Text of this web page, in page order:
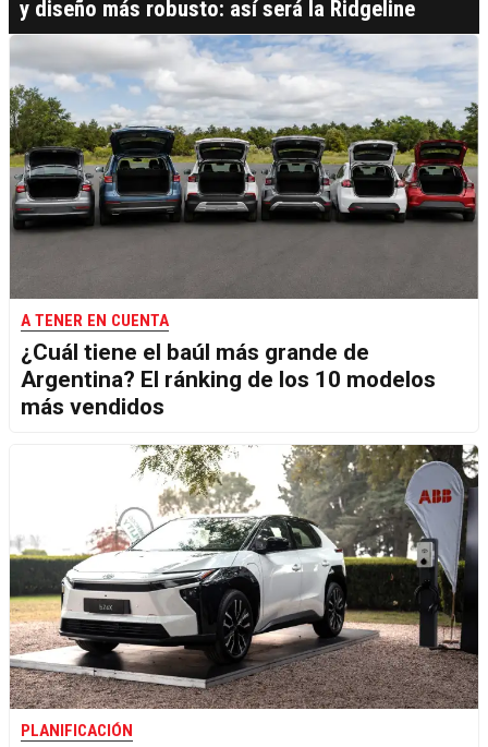
y diseño más robusto: así será la Ridgeline
A TENER EN CUENTA
¿Cuál tiene el baúl más grande de
Argentina? El ránking de los 10 modelos
más vendidos
PLANIFICACIÓN